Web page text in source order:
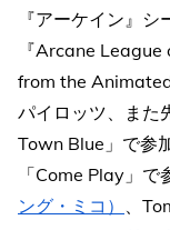
『アーケイン』
『Arcane
from the
パイロッツ、また
Town Blue」で参
「Come Play」で
ング・ミコ）
、